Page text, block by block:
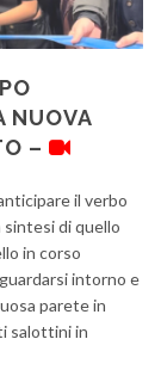
NUOVA
–
il verbo
sintesi di quello
in corso
intorno e
parete in
salottini in